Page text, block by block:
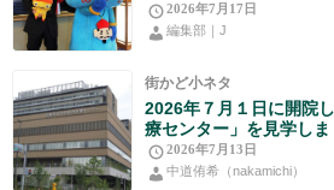
2026年7月17日
編集部｜J
街かど小ネタ
2026年７月１日に開院
療センター」を見学しま
2026年7月13日
中道侑希（nakamichi）